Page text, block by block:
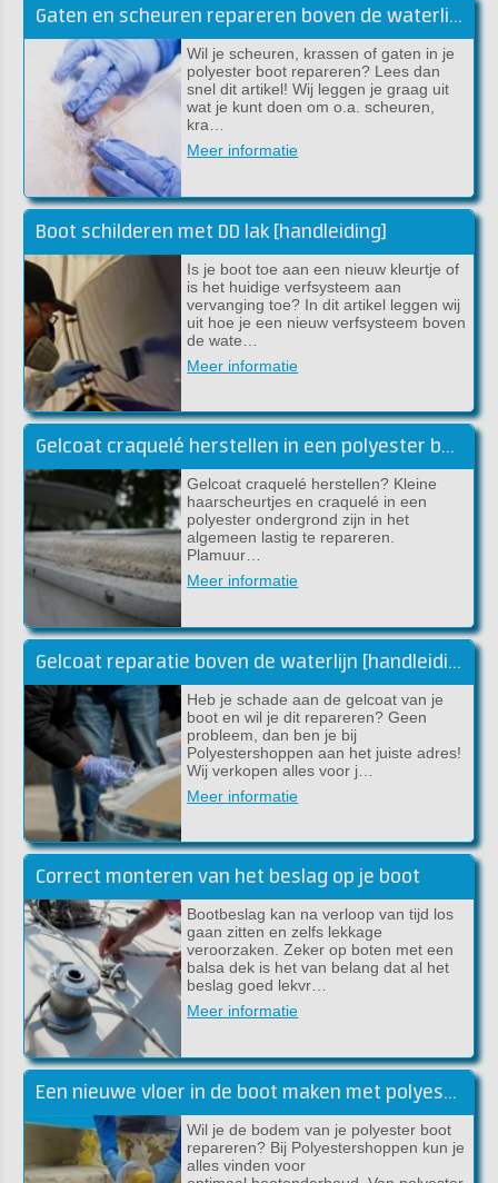
Gaten en scheuren repareren boven de waterlijn
Wil je scheuren, krassen of gaten in je
polyester boot repareren? Lees dan
snel dit artikel! Wij leggen je graag uit
wat je kunt doen om o.a. scheuren,
kra…
Meer informatie
Boot schilderen met DD lak [handleiding]
Is je boot toe aan een nieuw kleurtje of
is het huidige verfsysteem aan
vervanging toe? In dit artikel leggen wij
uit hoe je een nieuw verfsysteem boven
de wate…
Meer informatie
Gelcoat craquelé herstellen in een polyester boot
Gelcoat craquelé herstellen? Kleine
haarscheurtjes en craquelé in een
polyester ondergrond zijn in het
algemeen lastig te repareren.
Plamuur…
Meer informatie
Gelcoat reparatie boven de waterlijn [handleiding]
Heb je schade aan de gelcoat van je
boot en wil je dit repareren? Geen
probleem, dan ben je bij
Polyestershoppen aan het juiste adres!
Wij verkopen alles voor j…
Meer informatie
Correct monteren van het beslag op je boot
Bootbeslag kan na verloop van tijd los
gaan zitten en zelfs lekkage
veroorzaken. Zeker op boten met een
balsa dek is het van belang dat al het
beslag goed lekvr…
Meer informatie
Een nieuwe vloer in de boot maken met polyester
Wil je de bodem van je polyester boot
repareren? Bij Polyestershoppen kun je
alles vinden voor